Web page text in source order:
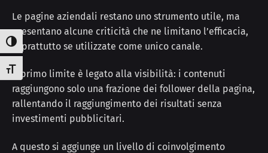
Attiva/disattiva alto contrasto
Attiva/disattiva dimensione testo
Le pagine aziendali restano uno strumento utile, ma
presentano alcune criticità che ne limitano l’efficacia,
soprattutto se utilizzate come unico canale.
Il primo limite è legato alla visibilità: i contenuti
raggiungono solo una frazione dei follower della pagina,
rallentando il raggiungimento dei risultati senza
investimenti pubblicitari.
A questo si aggiunge un livello di coinvolgimento